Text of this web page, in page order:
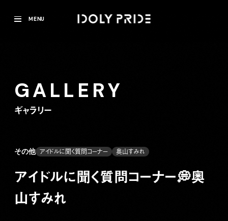
MENU
GALLERY
ギャラリー
その他 アイドルに聞く質問コーナー 奥山すみれ
アイドルに聞く質問コーナー💭奥
山すみれ